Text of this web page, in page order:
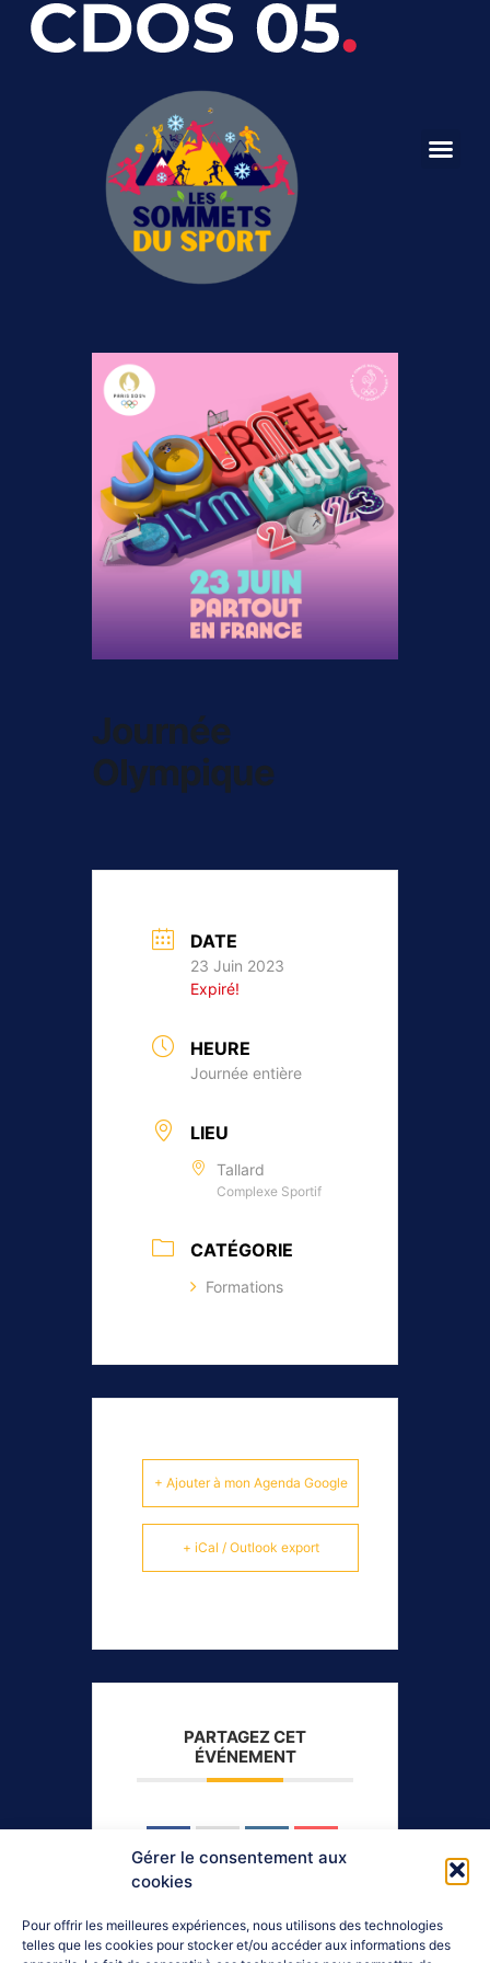
Gérer le consentement aux
cookies
Pour offrir les meilleures expériences, nous utilisons des technologies
telles que les cookies pour stocker et/ou accéder aux informations des
Journée
Olympique
DATE
23 Juin 2023
Expiré!
HEURE
Journée entière
LIEU
Tallard
Complexe Sportif
CATÉGORIE
Formations
+ Ajouter à mon Agenda Google
+ iCal / Outlook export
PARTAGEZ CET
ÉVÉNEMENT